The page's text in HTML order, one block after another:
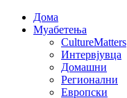
Дома
Муабетења
CultureMatters
Интервјувца
Домашни
Регионални
Европски